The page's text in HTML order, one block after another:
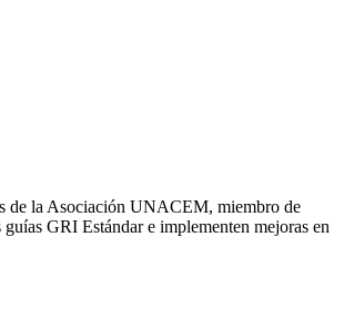
de la Asociación UNACEM, miembro de
GRI Estándar e implementen mejoras en